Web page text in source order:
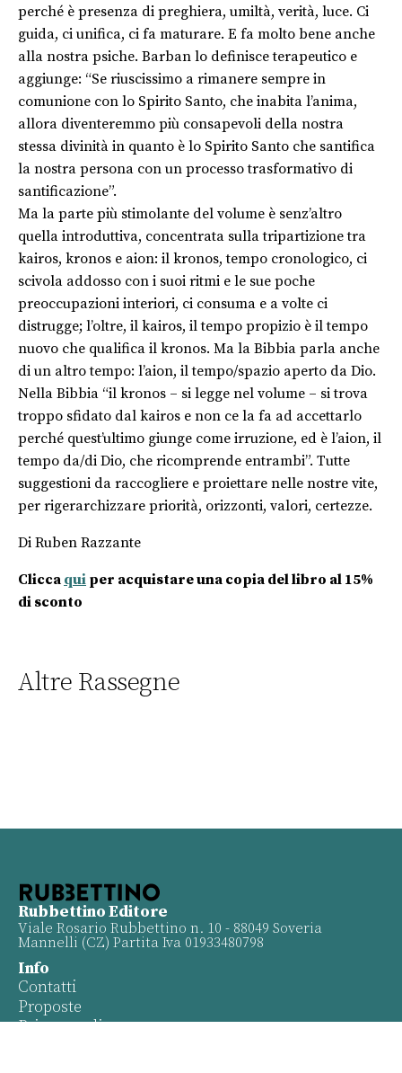
perché è presenza di preghiera, umiltà, verità, luce. Ci
guida, ci unifica, ci fa maturare. E fa molto bene anche
alla nostra psiche. Barban lo definisce terapeutico e
aggiunge: “Se riuscissimo a rimanere sempre in
comunione con lo Spirito Santo, che inabita l’anima,
allora diventeremmo più consapevoli della nostra
stessa divinità in quanto è lo Spirito Santo che santifica
la nostra persona con un processo trasformativo di
santificazione”.
Ma la parte più stimolante del volume è senz’altro
quella introduttiva, concentrata sulla tripartizione tra
kairos, kronos e aion: il kronos, tempo cronologico, ci
scivola addosso con i suoi ritmi e le sue poche
preoccupazioni interiori, ci consuma e a volte ci
distrugge; l’oltre, il kairos, il tempo propizio è il tempo
nuovo che qualifica il kronos. Ma la Bibbia parla anche
di un altro tempo: l’aion, il tempo/spazio aperto da Dio.
Nella Bibbia “il kronos – si legge nel volume – si trova
troppo sfidato dal kairos e non ce la fa ad accettarlo
perché quest’ultimo giunge come irruzione, ed è l’aion, il
tempo da/di Dio, che ricomprende entrambi”. Tutte
suggestioni da raccogliere e proiettare nelle nostre vite,
per rigerarchizzare priorità, orizzonti, valori, certezze.
Di Ruben Razzante
Clicca qui per acquistare una copia del libro al 15%
di sconto
Altre Rassegne
Rubbettino Editore
Viale Rosario Rubbettino n. 10 - 88049 Soveria
Mannelli (CZ) Partita Iva 01933480798
Info
Contatti
Proposte
Privacy policy